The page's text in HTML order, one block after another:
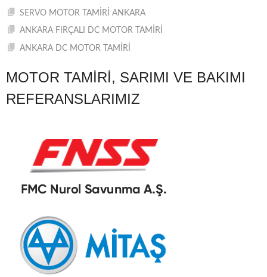
SERVO MOTOR TAMİRİ ANKARA
ANKARA FIRÇALI DC MOTOR TAMİRİ
ANKARA DC MOTOR TAMİRİ
MOTOR TAMIRI, SARIMI VE BAKIMI
REFERANSLARIMIZ